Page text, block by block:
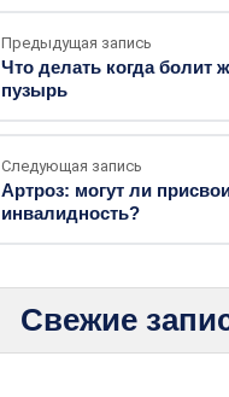
Предыдущая запись
Что делать когда болит
пузырь
Следующая запись
Артроз: могут ли
инвалидность?
Свежие